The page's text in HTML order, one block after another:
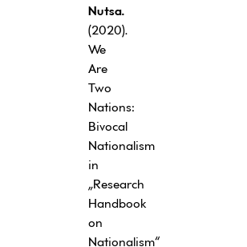
Nutsa.
(2020).
We
Are
Two
Nations:
Bivocal
Nationalism
in
„Research
Handbook
on
Nationalism“